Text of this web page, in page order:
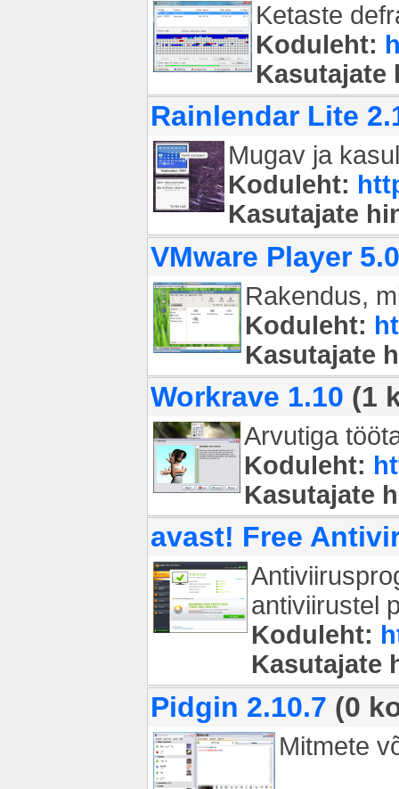
Ketaste
Koduleht:
Rainlendar Lite
Mugav ja
Koduleht:
Kasutajate
VMware Player
Rakendus,
Koduleht:
Kasutajate
Workrave 1.10 (1
Arvutiga
Koduleht:
Kasutajate
avast! Free
antiviirustel
Koduleht:
Kasutajate
Pidgin 2.10.7 (0
Mitmete